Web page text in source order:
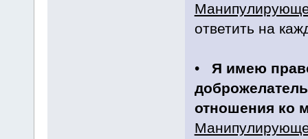
ответить на
• Я имею
отношения ко